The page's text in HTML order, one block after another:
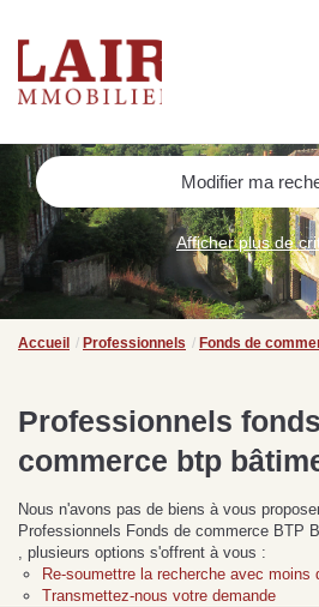
Immobilier
Nous découvrir
Nos services
Contact
Nos actualités
SUIVEZ-NOUS SUR LES RÉSEAUX
NOS CONSEILS IMMO
pour vous accompagner
Procéder à des travaux
d’isolation à Fresnay-sur-
Sarthe pour booster sa
vente
Lire la suite
Modifier ma
Afficher plus de
Accueil Professionnels Fonds de
Professionnels
commerce btp
Nous n'avons pas de biens à vous
Professionnels Fonds de commerce BTP
, plusieurs options s'offrent à vous :
Re-soumettre la recherche avec moins
Transmettez-nous votre demande